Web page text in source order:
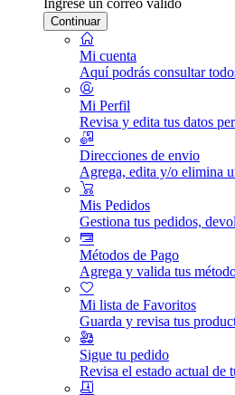
Continuar
Mi cuenta
Aquí podrás consultar
Mi Perfil
Revisa y edita tus datos
Direcciones de envio
Agrega, edita y/o elimina
Mis Pedidos
Gestiona tus pedidos,
Métodos de Pago
Agrega y valida tus
Mi lista de Favoritos
Guarda y revisa tus
Sigue tu pedido
Revisa el estado actual de